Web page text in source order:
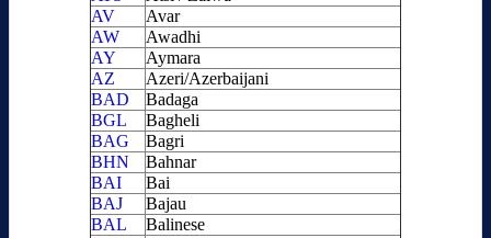
AV
Avar
AW
Awadhi
AY
Aymara
AZ
Azeri/Azerbaijani
BAD
Badaga
BGL
Bagheli
BAG
Bagri
BHN
Bahnar
BAI
Bai
BAJ
Bajau
BAL
Balinese